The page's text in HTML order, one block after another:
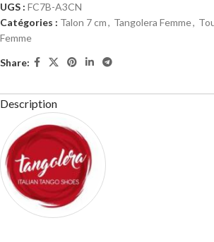
UGS : FC7B-A3CN
Catégories : Talon 7 cm, Tangolera Femme,
Femme
Share:
Description